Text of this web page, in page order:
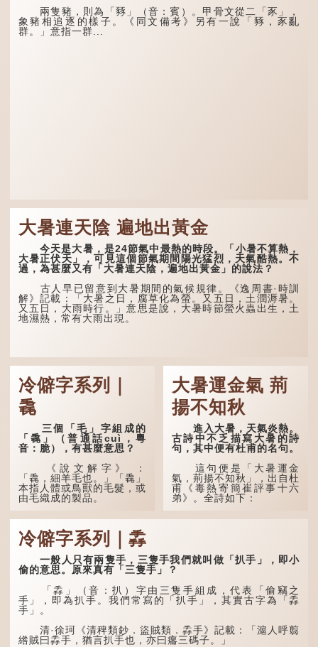
李白作此詩時，大約是
天寶十一年。當時他已被唐
玄宗賜金放還約八年，這期
兩隻豬，則為「豩」（音：賓）。甲骨文從二「豕」，
象豬相追逐的樣子。《同文備考》另有一說「豩，豕亂
群。」意指一群...
大暑連天陰 遍地出黃金
今天是大暑，是24節氣中最熱的時段。「小暑不算熱，
大暑正伏天」，可見這個節氣期間陽光猛烈，天氣酷熱。不
過，為甚麼又有「大暑連天陰，遍地出黃金」的說法？
古人早已留意到大暑期間的氣候規律。《逸周書·時訓
解》記載：「大暑之日，腐草化為螢。又五日，土潤溽暑。
又五日，大雨時行。」意思是說，大暑時節螢火蟲出生，土
地濕熱，常有大雨出現。
冷僻字系列｜
毳
三個「毛」字組成的
「毳」（普通話cuì，粵
音：脆），有甚麼意思？
《說文解字》 ：
「毳，細羊毛也。」「毳」
本指人體或鳥獸的毛髮，或
由毛織成的製品。
人體表面，例如手臂等
部位生長的細毛，也叫
「毳」，又叫「寒毛」、
「汗毛」。
醫學上，「毳毛」是一
個專有名詞。它指人類在兒
童時期長出的一種細小、不
易注意到卻又幾乎遍布全身
的毛髮。毳毛的密度因人而
異，其長度則通常不會...
大暑運金氣 荊
揚不知秋
進入大暑，天氣炎熱。
古詩中不乏描寫大暑的詩
句，其中便有杜甫的名句。
這句便是「大暑運金
氣，荊揚不知秋」，出自杜
甫《毒熱寄簡崔評事十六
弟》。全詩如下：
大暑運金氣，荊揚不知
舟。
季，代表涼爽肅殺之氣。
「運」是「運行」，生動地
描寫大暑的酷熱阻礙金氣流
手法描寫炎熱阻滯了季節更
替。
冷僻字系列｜掱
一般人只有兩隻手，三隻手我們就叫做「扒手」，即小
偷的意思。原來真有「三隻手」？
「掱」（音：扒）字由三隻手組成，代表「偷竊之
手」，即為扒手。我們常寫的「扒手」，其實古字為「掱
手」。
清·徐珂《清稗類鈔．盜賊類．掱手》記載：「滬人呼翦
綹賊曰掱手，猶言扒手也，亦曰癟三碼子。」